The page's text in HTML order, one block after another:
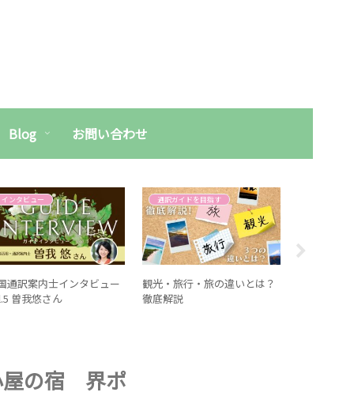
Blog お問い合わせ
インタビュー
通訳案内士インタビュー
曽我悠さん
通訳ガイドを目指す
観光・旅行・旅の違いとは？
徹底解説
屋の宿 界ポ